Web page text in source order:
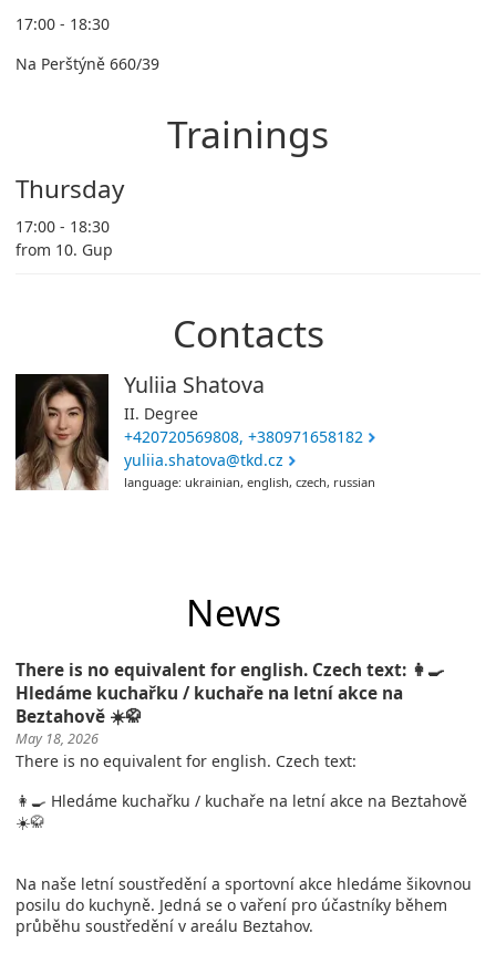
17:00 - 18:30
Na Perštýně 660/39
Trainings
Thursday
17:00 - 18:30
from 10. Gup
Contacts
Yuliia Shatova
II. Degree
+420720569808, +380971658182
yuliia.shatova@tkd.cz
language: ukrainian, english, czech, russian
News
There is no equivalent for english. Czech text: 👩‍🍳
Hledáme kuchařku / kuchaře na letní akce na
Beztahově ☀️🥋
May 18, 2026
There is no equivalent for english. Czech text:
👩‍🍳 Hledáme kuchařku / kuchaře na letní akce na Beztahově
☀️🥋
Na naše letní soustředění a sportovní akce hledáme šikovnou
posilu do kuchyně. Jedná se o vaření pro účastníky během
průběhu soustředění v areálu Beztahov.